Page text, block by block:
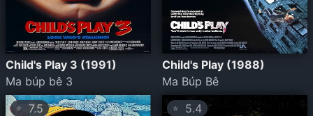
Child's Play 3 (1991)
Ma búp bê 3
Child's Play (1988)
Ma Búp Bê
⭐ 7.5 ⭐ 5.4